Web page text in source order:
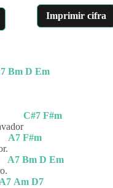
Imprimir cifra
Bm D Em
C#7 F#m
A7 F#m
A7 Bm D Em
A7 Am D7